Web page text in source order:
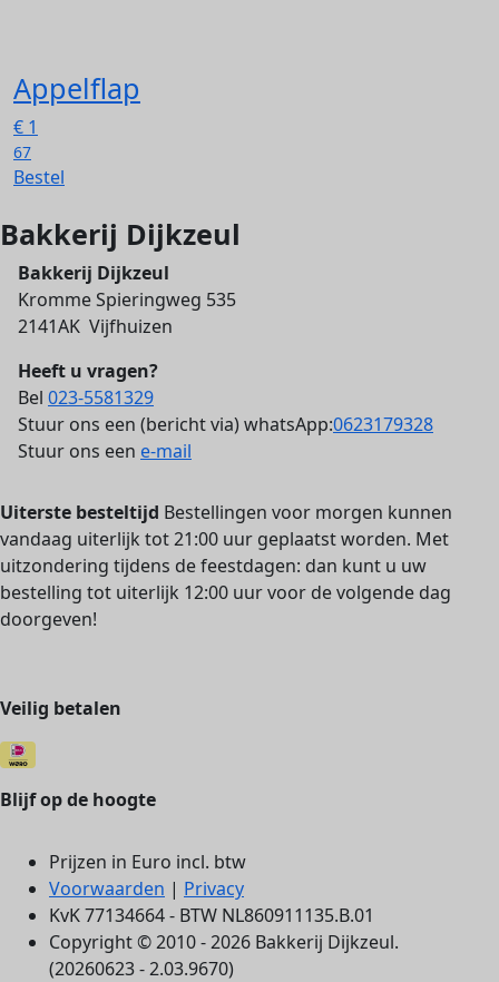
Appelflap
€ 1
67
Bestel
Bakkerij Dijkzeul
Bakkerij Dijkzeul
Kromme Spieringweg 535
2141AK Vijfhuizen
Heeft u vragen?
Bel 023-5581329
Stuur ons een (bericht via) whatsApp:0623179328
Stuur ons een e-mail
Uiterste besteltijd Bestellingen voor morgen kunnen
vandaag uiterlijk tot 21:00 uur geplaatst worden. Met
uitzondering tijdens de feestdagen: dan kunt u uw
bestelling tot uiterlijk 12:00 uur voor de volgende dag
doorgeven!
Veilig betalen
Blijf op de hoogte
Prijzen in Euro incl. btw
Voorwaarden | Privacy
KvK 77134664 - BTW NL860911135.B.01
Copyright © 2010 - 2026 Bakkerij Dijkzeul.
(20260623 - 2.03.9670)